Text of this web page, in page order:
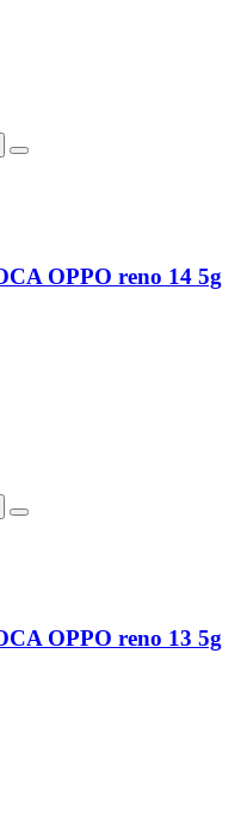
OPPO reno 14 5g
OPPO reno 13 5g